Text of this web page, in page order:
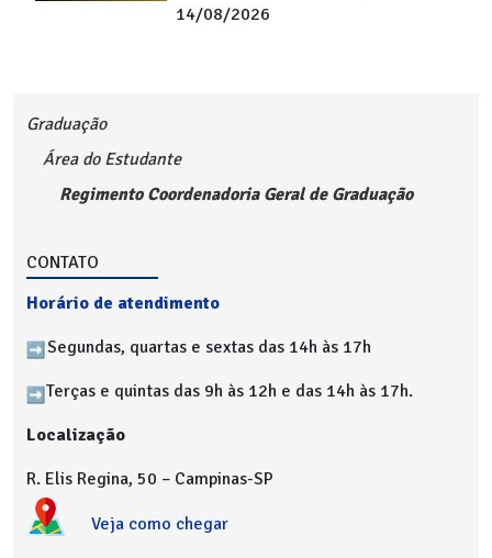
14/08/2026
Graduação
Área do Estudante
Regimento Coordenadoria Geral de Graduação
CONTATO
Horário de atendimento
Segundas, quartas e sextas das 14h às 17h
Terças e quintas das 9h às 12h e das 14h às 17h.
Localização
R. Elis Regina, 50 – Campinas-SP
Veja como chegar